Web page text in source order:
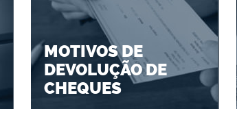
MOTIVOS DE
DEVOLUÇÃO DE
CHEQUES